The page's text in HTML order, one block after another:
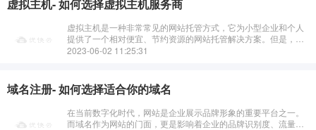
虚拟主机- 如何选择虚拟主机服务商
虚拟主机是一种非常常见的网站托管方式，它为小型企业和个人
提供了一个相对便宜、节约资源的网站托管解决方案。但是，如
何在众多的虚拟主机服务商中选择出一家性价比高、安全可靠的
2023-06-02 11:25:31
域名注册- 如何选择适合你的域名
在当前数字化时代，网站是企业展示品牌形象的重要平台之一。
而域名作为网站的门面，更是影响着企业的品牌识别度、流量和